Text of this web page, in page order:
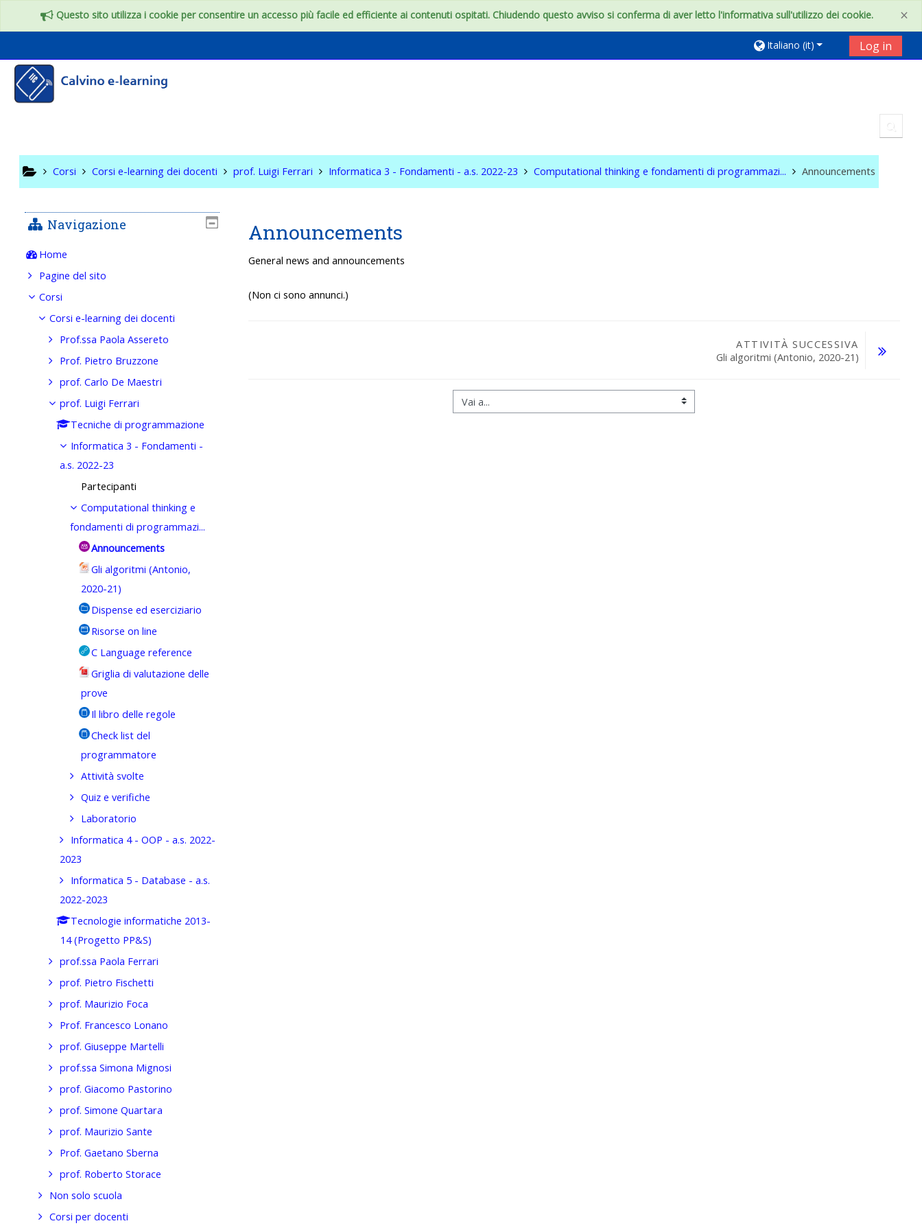
×
Questo sito utilizza i cookie per consentire un accesso più facile ed efficiente ai contenuti ospitati. Chiudendo questo avviso si conferma di aver letto l'informativa sull'utilizzo dei cookie.
Italiano ‎(it)‎ Log in
Corsi Corsi e-learning dei docenti prof. Luigi Ferrari Informatica 3 - Fondamenti - a.s. 2022-23 Computational thinking e fondamenti di programmazi... Announcements
Announcements
General news and announcements
(Non ci sono annunci.)
ATTIVITÀ SUCCESSIVA
Gli algoritmi (Antonio, 2020-21)
Navigazione
Home
Pagine del sito
Corsi
Corsi e-learning dei docenti
Prof.ssa Paola Assereto
Prof. Pietro Bruzzone
prof. Carlo De Maestri
prof. Luigi Ferrari
Tecniche di programmazione
Informatica 3 - Fondamenti -
a.s. 2022-23
Partecipanti
Computational thinking e
fondamenti di programmazi...
Announcements
Gli algoritmi (Antonio,
2020-21)
Dispense ed eserciziario
Risorse on line
C Language reference
Griglia di valutazione delle
prove
Il libro delle regole
Check list del
programmatore
Attività svolte
Quiz e verifiche
Laboratorio
Informatica 4 - OOP - a.s. 2022-
2023
Informatica 5 - Database - a.s.
2022-2023
Tecnologie informatiche 2013-
14 (Progetto PP&S)
prof.ssa Paola Ferrari
prof. Pietro Fischetti
prof. Maurizio Foca
Prof. Francesco Lonano
prof. Giuseppe Martelli
prof.ssa Simona Mignosi
prof. Giacomo Pastorino
prof. Simone Quartara
prof. Maurizio Sante
Prof. Gaetano Sberna
prof. Roberto Storace
Non solo scuola
Corsi per docenti